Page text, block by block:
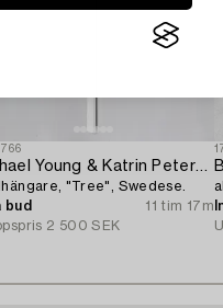
Michael Young & Katrin Petersdottir,
"Tree", Swedese.
bud
11 tim 17m
2 500 SEK